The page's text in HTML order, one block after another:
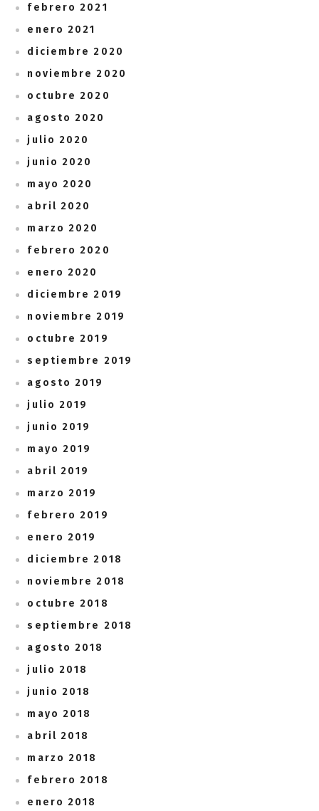
febrero 2021
enero 2021
diciembre 2020
noviembre 2020
octubre 2020
agosto 2020
julio 2020
junio 2020
mayo 2020
abril 2020
marzo 2020
febrero 2020
enero 2020
diciembre 2019
noviembre 2019
octubre 2019
septiembre 2019
agosto 2019
julio 2019
junio 2019
mayo 2019
abril 2019
marzo 2019
febrero 2019
enero 2019
diciembre 2018
noviembre 2018
octubre 2018
septiembre 2018
agosto 2018
julio 2018
junio 2018
mayo 2018
abril 2018
marzo 2018
febrero 2018
enero 2018